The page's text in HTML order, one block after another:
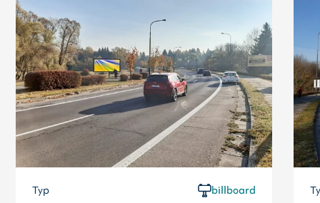
Typ billboard